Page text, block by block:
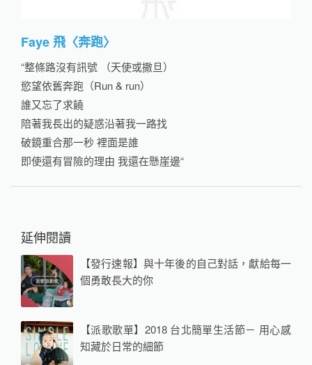
Faye 飛〈奔跑〉
“整條路沒有訊號 （天使或撒旦）
慾望依舊奔跑（Run & run）
誰又忘了求饒
陪著我長出的疑惑沿著我一路找
破鏡重合那一秒 裡面是誰
即使還有冒險的理由 我還在懸崖邊“
延伸閱讀
【發行速報】與十年後的自己對話，獻給每一
個勇敢長大的你
【派歌歌單】2018 台北簡單生活節－ 用心感
知藏於日常的細節